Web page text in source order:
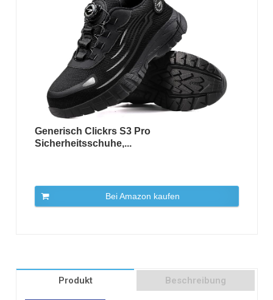
Generisch Clickrs S3 Pro
Sicherheitsschuhe,...
Bei Amazon kaufen
Produkt Beschreibung